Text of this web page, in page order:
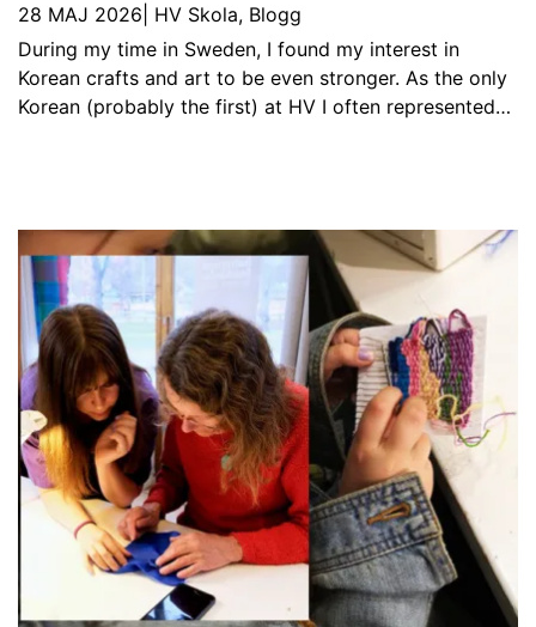
28 MAJ 2026 HV Skola, Blogg
During my time in Sweden, I found my interest in
Korean crafts and art to be even stronger. As the only
Korean (probably the first) at HV I often represented…